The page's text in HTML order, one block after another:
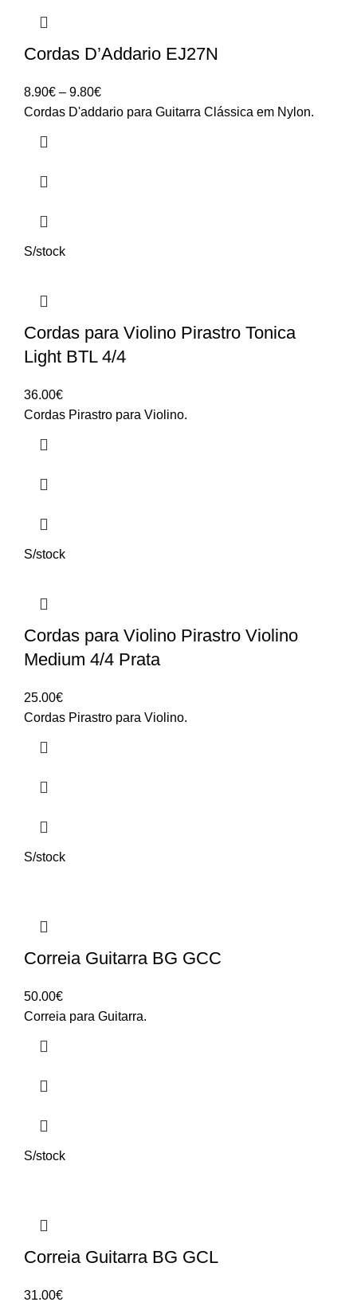
Cordas D’Addario EJ27N
8.90€ – 9.80€Price
range:
Cordas D'addario para Guitarra Clássica em Nylon.
S/stock
Cordas para Violino Pirastro Tonica
Light BTL 4/4
36.00€
Cordas Pirastro para Violino.
S/stock
Cordas para Violino Pirastro Violino
Medium 4/4 Prata
25.00€
Cordas Pirastro para Violino.
S/stock
Correia Guitarra BG GCC
50.00€
Correia para Guitarra.
S/stock
Correia Guitarra BG GCL
31.00€